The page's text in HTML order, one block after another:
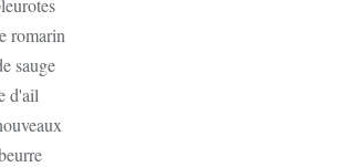
romarin
sauge
d'ail